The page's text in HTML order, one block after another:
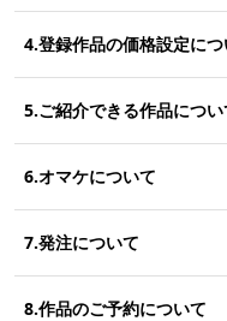
4.登録作品の価格設定につ
5.ご紹介できる作品につい
6.オマケについて
7.発注について
8.作品のご予約について